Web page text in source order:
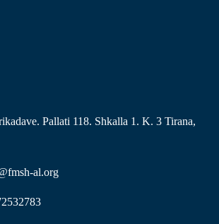
Pallati 118. Shkalla 1. K. 3 Tirana,
al.org